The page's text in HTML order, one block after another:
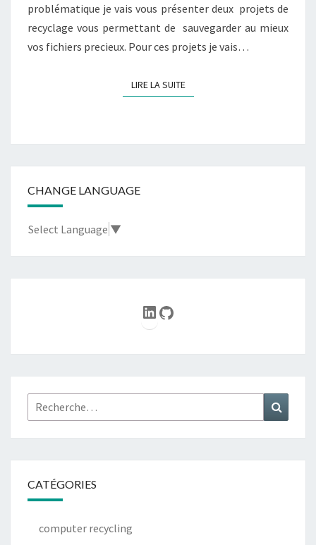
problématique je vais vous présenter deux projets de
recyclage vous permettant de sauvegarder au mieux
vos fichiers precieux. Pour ces projets je vais…
LIRE LA SUITELIRE LA SUITE
CHANGE LANGUAGE
Select Language ▼
LinkedIn
GitHub
Rechercher :
CATÉGORIES
computer recycling